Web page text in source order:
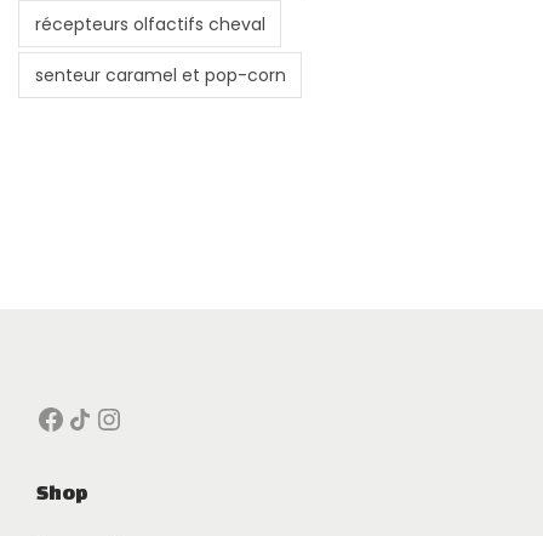
récepteurs olfactifs cheval
senteur caramel et pop-corn
Facebook Icône de partage Instagram
Shop